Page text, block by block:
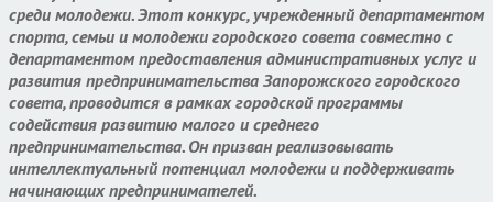
среди молодежи. Этот конкурс, учрежденный департаментом
спорта, семьи и молодежи городского совета совместно с
департаментом предоставления административных услуг и
развития предпринимательства Запорожского городского
совета, проводится в рамках городской программы
содействия развитию малого и среднего
предпринимательства. Он призван реализовывать
интеллектуальный потенциал молодежи и поддерживать
начинающих предпринимателей.